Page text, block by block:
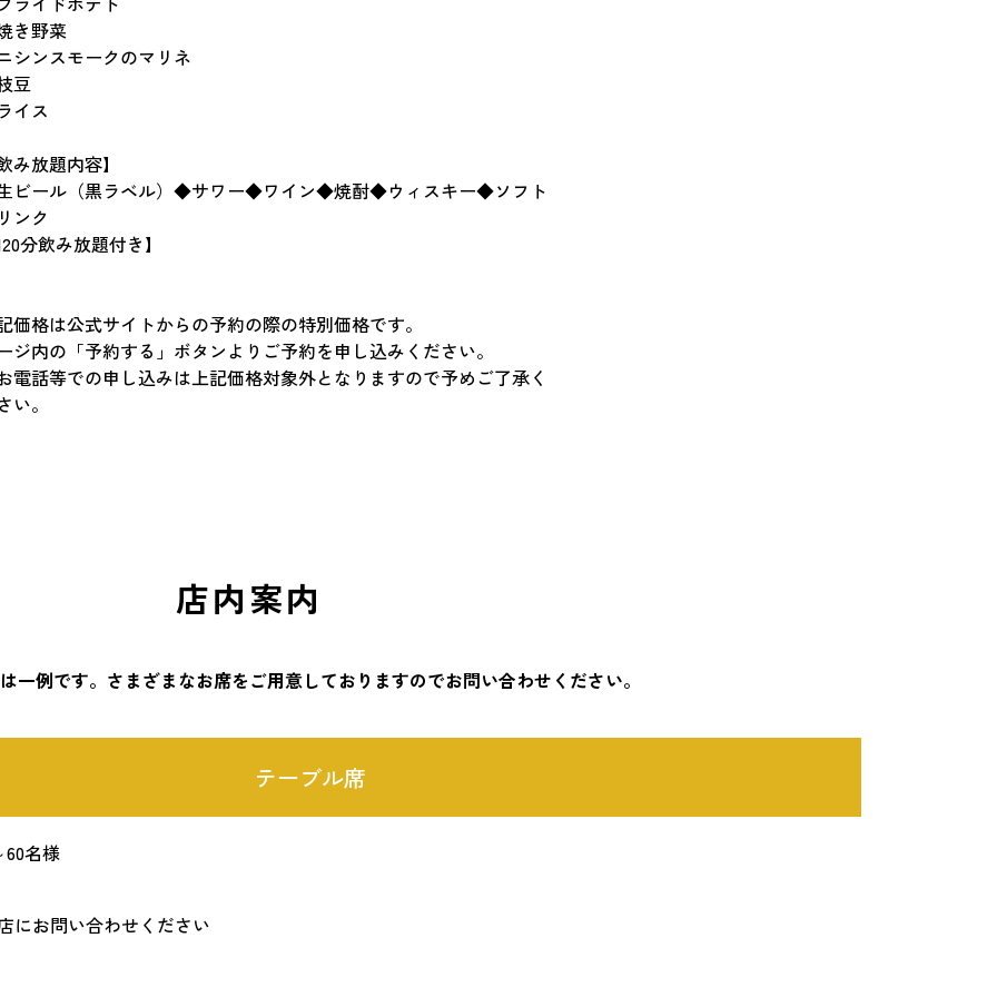
き野菜
シンスモークのマリネ
豆
イス
飲み放題内容】
ビール（黒ラベル）◆サワー◆ワイン◆焼酎◆ウィスキー◆ソフト
ンク
120分飲み放題付き】
価格は公式サイトからの予約の際の特別価格です。
ジ内の「予約する」ボタンよりご予約を申し込みください。
電話等での申し込みは上記価格対象外となりますので予めご了承く
い。
店内案内
一例です。さまざまなお席をご用意しておりますのでお問い合わせください。
テーブル席
60名様
にお問い合わせください